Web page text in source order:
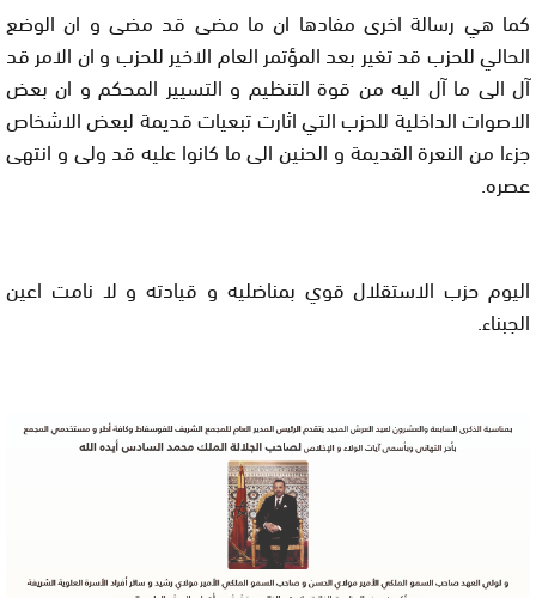
كما هي رسالة اخرى مفادها ان ما مضى قد مضى و ان الوضع
الحالي للحزب قد تغير بعد المؤتمر العام الاخير للحزب و ان الامر قد
آل الى ما آل اليه من قوة التنظيم و التسيير المحكم و ان بعض
الاصوات الداخلية للحزب التي اثارت تبعيات قديمة لبعض الاشخاص
جزءا من النعرة القديمة و الحنين الى ما كانوا عليه قد ولى و انتهى
عصره.
اليوم حزب الاستقلال قوي بمناضليه و قيادته و لا نامت اعين
الجبناء.